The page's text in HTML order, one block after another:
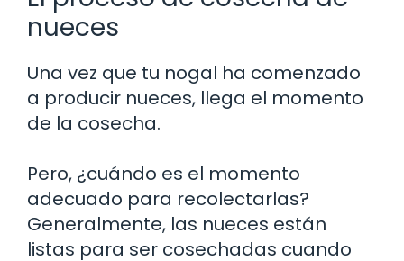
nueces
Una vez que tu nogal ha comenzado
a producir nueces, llega el momento
de la cosecha.
Pero, ¿cuándo es el momento
adecuado para recolectarlas?
Generalmente, las nueces están
listas para ser cosechadas cuando